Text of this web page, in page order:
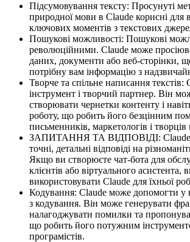
Підсумовування тексту: Просунуті
природної мови в Claude корисні для
ключових моментів з текстових
Пошукові можливості: Пошукові
революційними. Claude може
даних, документи або веб-сторінки,
потрібну вам інформацію з
Творче та спільне написання текстів:
інструмент і творчий партнер. Він
створювати чернетки контенту і
роботу, що робить його безцінним
письменників, маркетологів і творців
ЗАПИТАННЯ ТА ВІДПОВІДІ:
точні, детальні відповіді на
Якщо ви створюєте чат-бота для
клієнтів або віртуального асистента,
використовувати Claude для їхньої
Кодування: Claude може допомогти у
з кодування. Він може генерувати
налагоджувати помилки та
що робить його потужним
програмістів.